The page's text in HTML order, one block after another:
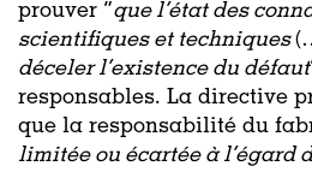
prouver “que l’état des
scientifiques et techniques
déceler l’existence du défaut
responsables. La directive
que la responsabilité du
limitée ou écartée à l’égard